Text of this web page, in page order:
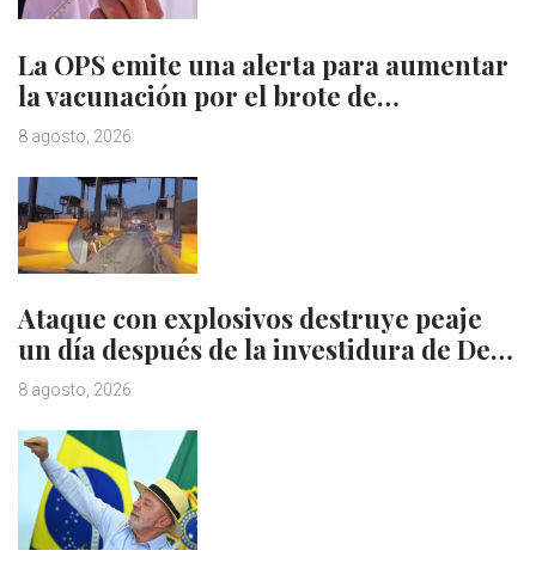
La OPS emite una alerta para aumentar
la vacunación por el brote de…
8 agosto, 2026
Ataque con explosivos destruye peaje
un día después de la investidura de De…
8 agosto, 2026